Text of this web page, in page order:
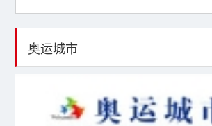
奥运城市